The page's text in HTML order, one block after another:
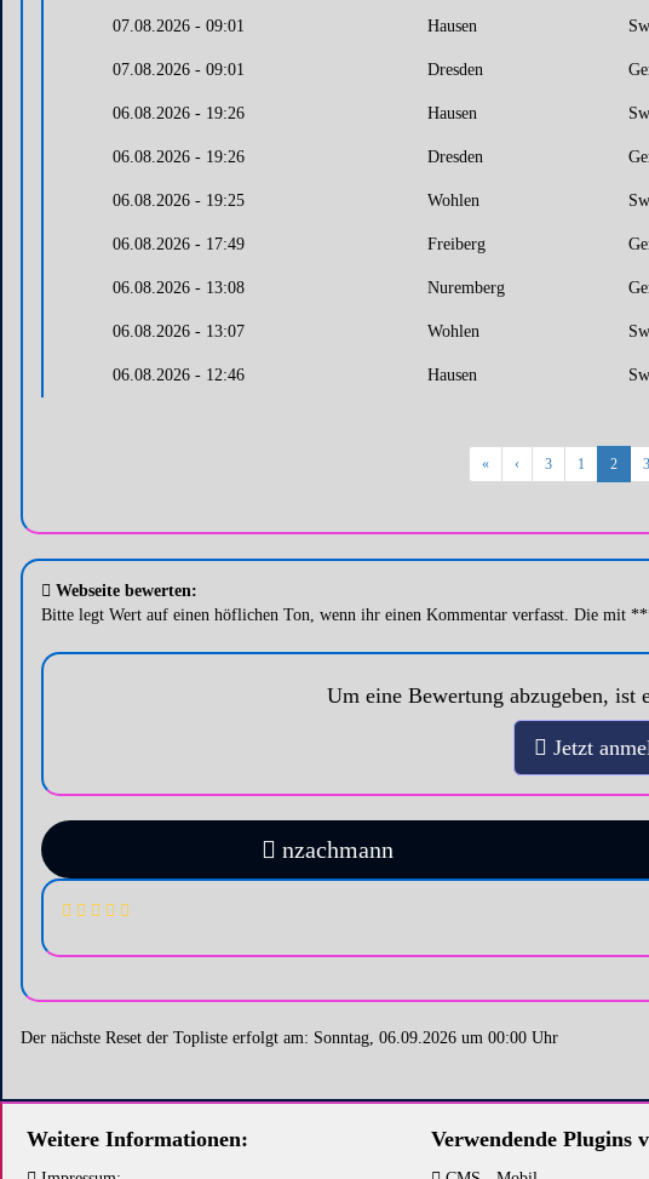
07.08.2026 - 09:01 Hausen
07.08.2026 - 09:01 Dresden
06.08.2026 - 19:26 Hausen
06.08.2026 - 19:26 Dresden
06.08.2026 - 19:25 Wohlen
06.08.2026 - 17:49 Freiberg
06.08.2026 - 13:08 Nuremberg
06.08.2026 - 13:07 Wohlen
06.08.2026 - 12:46 Hausen
« ‹ 3 1 2 3
Webseite bewerten:
Bitte legt Wert auf einen höflichen Ton, wenn ihr einen Kommentar verfasst. Die mit
Um eine Bewertung abzugeben, ist
Jetzt
nzachmann
Der nächste Reset der Topliste erfolgt am: Sonntag, 06.09.2026 um 00:00 Uhr
Weitere Informationen: Verwendende Plugins